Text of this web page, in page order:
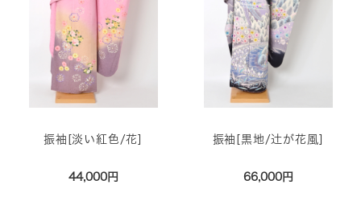
振袖[淡い紅色/花]
44,000円
振袖[黒地/辻が花風]
66,000円